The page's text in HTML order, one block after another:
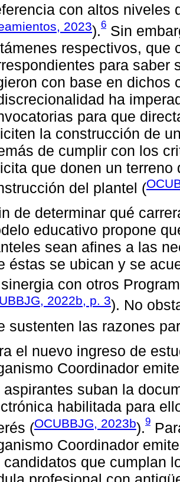
con altos niveles
2023).6 Sin
respectivos, que
para saber
con base en dichos
ha
para que
la construcción de
de cumplir con los
que donen un
del plantel (
de determinar qué
educativo propone
sean afines a las
éstas se ubican y se
con otros
2022b, p. 3). No
sustenten las razones
el nuevo ingreso de
Coordinador
aspirantes suban la
habilitada para
(OCUBBJG, 2023b).9
Coordinador
candidatos que cumplan